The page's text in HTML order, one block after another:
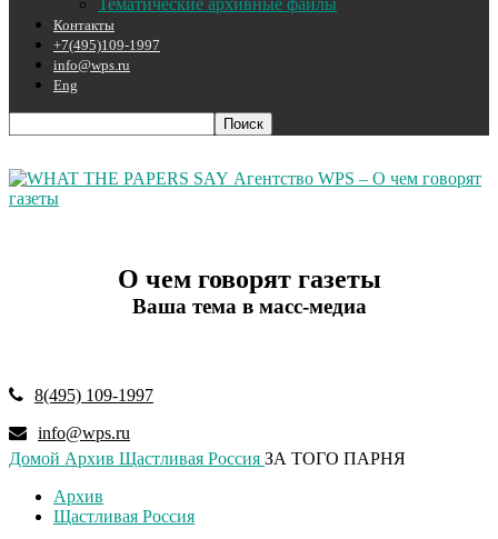
Тематические архивные файлы
Контакты
+7(495)109-1997
info@wps.ru
Eng
Агентство WPS – О чем говорят
газеты
О чем говорят газеты
Ваша тема в масс-медиа
8(495) 109-1997
info@wps.ru
Домой Архив Щастливая Россия ЗА ТОГО ПАРНЯ
Архив
Щастливая Россия